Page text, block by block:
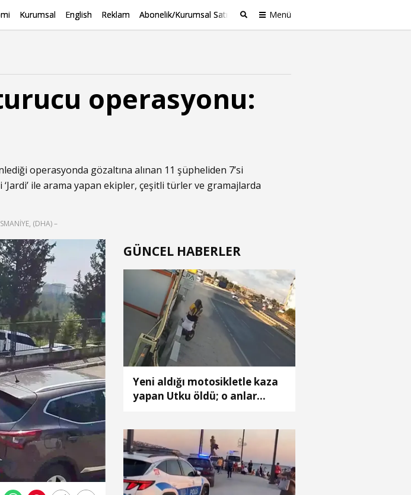
Kurumsal English Reklam Abonelik/Kurumsal Satış Menü
operasyonu:
operasyonda gözaltına alınan 11 şüpheliden 7’si
ile arama yapan ekipler, çeşitli türler ve gramajlarda
(DHA) –
GÜNCEL HABERLER
Yeni aldığı motosikletle kaza
yapan Utku öldü; o anlar